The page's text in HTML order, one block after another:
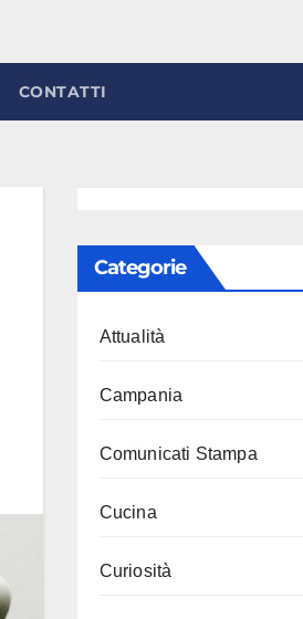
CONTATTI
Categorie
Attualità
Campania
Comunicati Stampa
Cucina
Curiosità